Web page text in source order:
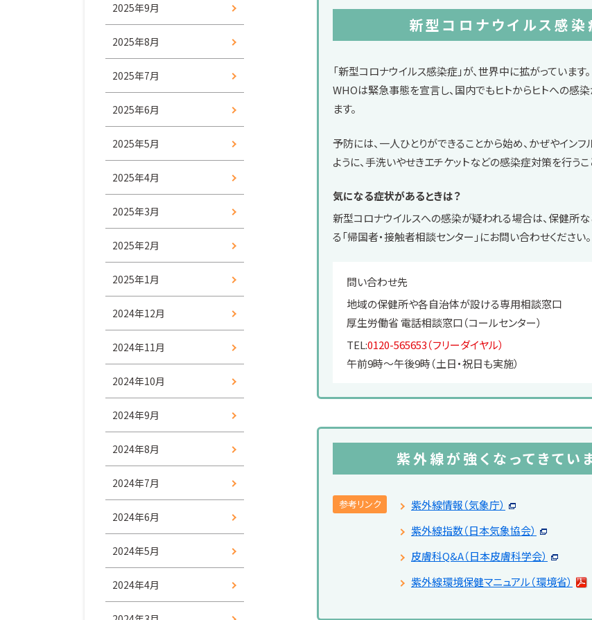
新型コロナウイルス感染
「新型コロナウイルス感染症」が、世界中に拡がっています。
WHOは緊急事態を宣言し、国内でもヒトからヒトへの感
ます。
予防には、一人ひとりができることから始め、かぜやインフ
ように、手洗いやせきエチケットなどの感染症対策を行うこ
気になる症状があるときは？
新型コロナウイルスへの感染が疑われる場合は、保健所
る「帰国者・接触者相談センター」にお問い合わせください。
問い合わせ先
地域の保健所や各自治体が設ける専用相談窓口
厚生労働省 電話相談窓口（コールセンター）
TEL:0120-565653（フリーダイヤル）
午前9時～午後9時（土日・祝日も実施）
紫外線が強くなってきてい
参考リンク
紫外線情報（気象庁）
紫外線指数（日本気象協会）
皮膚科Q&A（日本皮膚科学会）
紫外線環境保健マニュアル（環境省）
2025年9月
2025年8月
2025年7月
2025年6月
2025年5月
2025年4月
2025年3月
2025年2月
2025年1月
2024年12月
2024年11月
2024年10月
2024年9月
2024年8月
2024年7月
2024年6月
2024年5月
2024年4月